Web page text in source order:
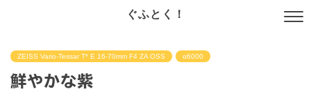
ぐふとく！
ZEISS Vario-Tessar T* E 16-70mm F4 ZA OSS α6000
鮮やかな紫